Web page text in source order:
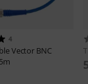
4
Vector BNC